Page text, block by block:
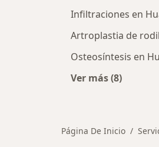
Infiltraciones en
Artroplastia de
Osteosíntesis en
Ver más (8)
Página De Inicio